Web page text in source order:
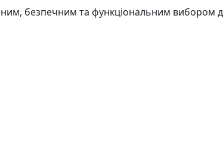
безпечним та функціональним вибором